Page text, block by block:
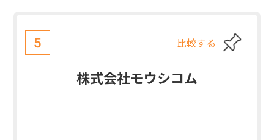
5 比較する
株式会社モウシコム